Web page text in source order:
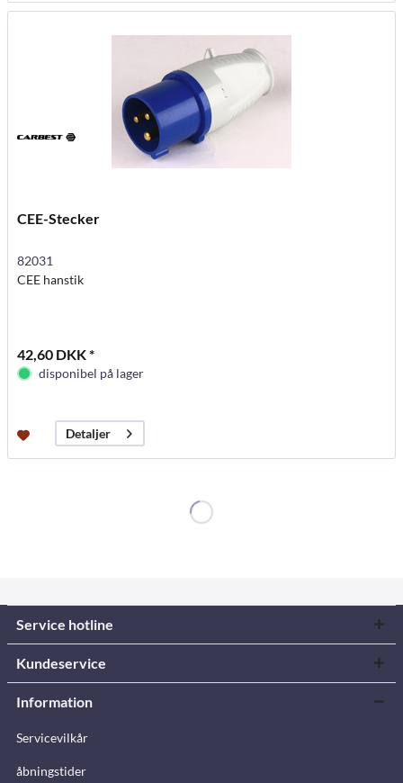
CEE-Stecker
82031
CEE hanstik
42,60 DKK *
disponibel på lager
Detaljer
Service hotline
Kundeservice
Information
Servicevilkår
åbningstider